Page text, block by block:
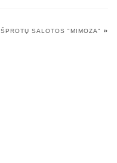
ŠPROTŲ SALOTOS "MIMOZA" »